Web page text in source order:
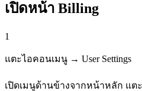
เปิดหน้า Billing
1
แตะไอคอนเมนู → User Settings
เปิดเมนูด้านข้างจากหน้าหลัก แตะ